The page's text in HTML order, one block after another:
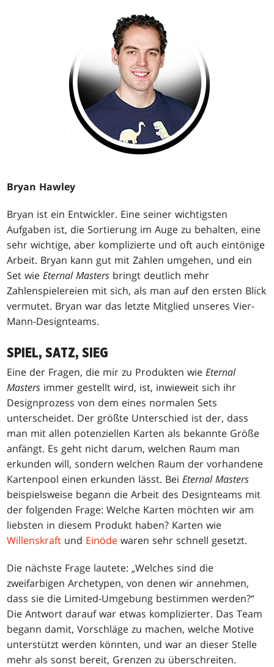
Bryan Hawley
Bryan ist ein Entwickler. Eine seiner wichtigsten
Aufgaben ist, die Sortierung im Auge zu behalten, eine
sehr wichtige, aber komplizierte und oft auch eintönige
Arbeit. Bryan kann gut mit Zahlen umgehen, und ein
Set wieEternal Masters bringt deutlich mehr
Zahlenspielereien mit sich, als man auf den ersten Blick
vermutet. Bryan war das letzte Mitglied unseres Vier-
Mann-Designteams.
SPIEL, SATZ, SIEG
Eine der Fragen, die mir zu Produkten wieEternal
Masters immer gestellt wird, ist, inwieweit sich ihr
Designprozess von dem eines normalen Sets
unterscheidet. Der größte Unterschied ist der, dass
man mit allen potenziellen Karten als bekannte Größe
anfängt. Es geht nicht darum, welchen Raum man
erkunden will, sondern welchen Raum der vorhandene
Kartenpool einen erkunden lässt. BeiEternal Masters
beispielsweise begann die Arbeit des Designteams mit
der folgenden Frage: Welche Karten möchten wir am
liebsten in diesem Produkt haben? Karten wie
Willenskraft und Einöde waren sehr schnell gesetzt.
Die nächste Frage lautete: „Welches sind die
zweifarbigen Archetypen, von denen wir annehmen,
dass sie die Limited-Umgebung bestimmen werden?“
Die Antwort darauf war etwas komplizierter. Das Team
begann damit, Vorschläge zu machen, welche Motive
unterstützt werden könnten, und war an dieser Stelle
mehr als sonst bereit, Grenzen zu überschreiten.